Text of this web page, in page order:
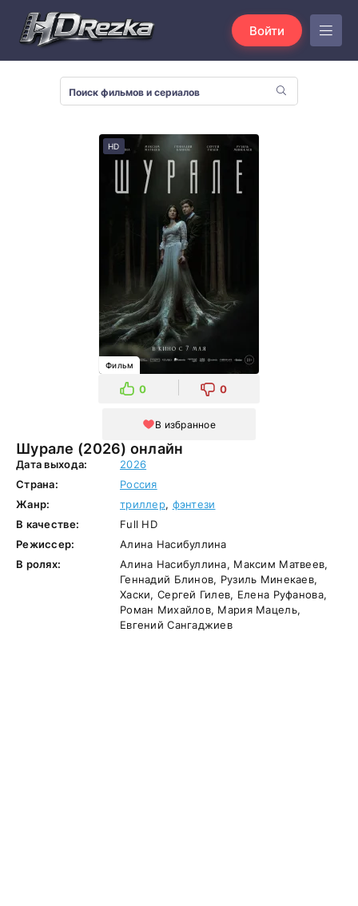
Войти
Шурале (2026) онлайн
HD
Фильм
0 0
В избранное
Дата выхода:
2026
Страна:
Россия
Жанр:
триллер, фэнтези
В качестве:
Full HD
Режиссер:
Алина Насибуллина
В ролях:
Алина Насибуллина, Максим Матвеев,
Геннадий Блинов, Рузиль Минекаев,
Хаски, Сергей Гилев, Елена Руфанова,
Роман Михайлов, Мария Мацель,
Евгений Сангаджиев